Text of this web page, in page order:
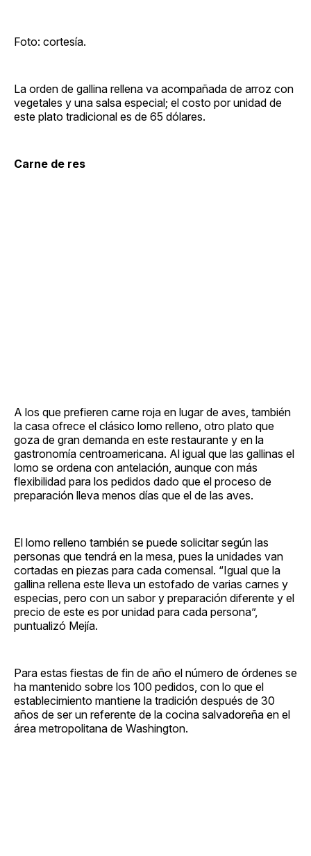
Foto: cortesía.
La orden de gallina rellena va acompañada de arroz con
vegetales y una salsa especial; el costo por unidad de
este plato tradicional es de 65 dólares.
Carne de res
A los que prefieren carne roja en lugar de aves, también
la casa ofrece el clásico lomo relleno, otro plato que
goza de gran demanda en este restaurante y en la
gastronomía centroamericana. Al igual que las gallinas el
lomo se ordena con antelación, aunque con más
flexibilidad para los pedidos dado que el proceso de
preparación lleva menos días que el de las aves.
El lomo relleno también se puede solicitar según las
personas que tendrá en la mesa, pues la unidades van
cortadas en piezas para cada comensal. “Igual que la
gallina rellena este lleva un estofado de varias carnes y
especias, pero con un sabor y preparación diferente y el
precio de este es por unidad para cada persona”,
puntualizó Mejía.
Para estas fiestas de fin de año el número de órdenes se
ha mantenido sobre los 100 pedidos, con lo que el
establecimiento mantiene la tradición después de 30
años de ser un referente de la cocina salvadoreña en el
área metropolitana de Washington.